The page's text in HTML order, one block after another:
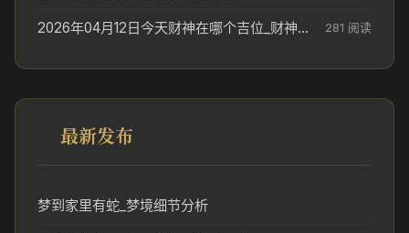
2026年04月12日今天财神在哪个吉位_财神方位参考 281 阅读
最新发布
梦到家里有蛇_梦境细节分析